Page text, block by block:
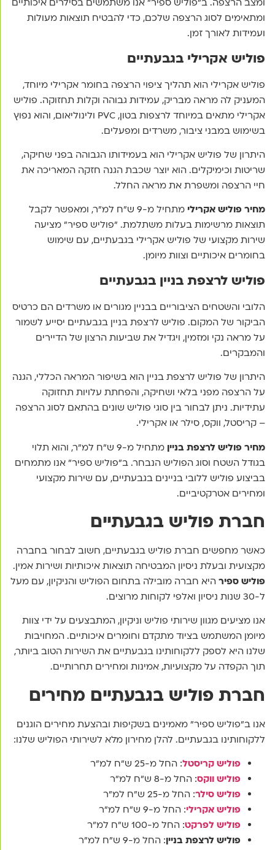
ומצב הרצפה. ב"פוליש ספיר" אנו משתמשים בסילרים איכותיים
ומתאימים לסוג הרצפה שלכם, כדי להבטיח תוצאות מעולות
ועמידות לאורך זמן.
פוליש אקרילי בגבעתיים
פוליש אקרילי הוא תהליך ציפוי הרצפה בחומר אקרילי מיוחד,
המעניק לה מראה מבריק, עמידות גבוהה וקלות תחזוקה. פוליש
אקרילי מתאים במיוחד לרצפות בטון, PVC ולינוליאום, והוא נפוץ
בשימוש במבני ציבור, משרדים ומפעלים.
היתרון של פוליש אקרילי הוא בעמידותו הגבוהה בפני שחיקה,
שריטות וכימיקלים. הוא יוצר שכבת הגנה חזקה המאריכה את
חיי הרצפה ומשפרת את מראה החלל.
מחיר פוליש אקרילי
מתחיל מ-9 ש"ח למ"ר, ומאפשר לקבל
תוצאות מרשימות בעלות משתלמת. "פוליש ספיר" מציעה
שירות מקצועי של פוליש אקרילי בגבעתיים, עם שימוש
בחומרים איכותיים וצוות מיומן.
פוליש לרצפת בניין בגבעתיים
הלובי והשטחים הציבוריים בבניין מגורים או משרדים הם כרטיס
הביקור של המקום. פוליש לרצפת בניין בגבעתיים יסייע לשמור
על מראה נקי ומזמין, ויגדיל את שביעות הרצון של הדיירים
והמבקרים.
היתרון של פוליש לרצפת בניין הוא בשיפור המראה הכללי, הגנה
על הרצפה מפני בלאי ושחיקה, והפחתת עלויות תחזוקה
עתידיות. ניתן לבחור בין סוגי פוליש שונים בהתאם לסוג הרצפה
– קריסטל, ווקס, סילר או אקרילי.
מחיר פוליש לרצפת בניין
מתחיל מ-9 ש"ח למ"ר, והוא תלוי
בגודל השטח וסוג הפוליש הנבחר. ב"פוליש ספיר" אנו מתמחים
בביצוע פוליש ללובי בניינים בגבעתיים, עם שירות מקצועי
ומחירים אטרקטיביים.
חברת פוליש בגבעתיים
כאשר מחפשים חברת פוליש בגבעתיים, חשוב לבחור בחברה
מקצועית ובעלת ניסיון המבטיחה תוצאות איכותיות ושירות אמין.
פוליש ספיר היא חברה מובילה בתחום הפוליש והניקיון, עם מעל
ל-30 שנות ניסיון ואלפי לקוחות מרוצים.
אנו מציעים מגוון שירותי פוליש וניקיון, המתבצעים על ידי צוות
מיומן המשתמש בציוד מתקדם וחומרים איכותיים. המחויבות
שלנו היא לספק ללקוחותינו בגבעתיים את השירות הטוב ביותר,
תוך הקפדה על מקצועיות, אמינות ומחירים תחרותיים.
חברת פוליש בגבעתיים מחירים
אנו ב"פוליש ספיר" מאמינים בשקיפות ובהצעת מחירים הוגנים
ללקוחותינו בגבעתיים. להלן מחירון מלא לשירותי הפוליש שלנו:
פוליש קריסטל: החל מ-25 ש"ח למ"ר
פוליש ווקס: החל מ-8 ש"ח למ"ר
פוליש סילר: החל מ-25 ש"ח למ"ר
פוליש אקרילי: החל מ-9 ש"ח למ"ר
פוליש לפרקט: החל מ-100 ש"ח למ"ר
פוליש לרצפת בניין: החל מ-9 ש"ח למ"ר